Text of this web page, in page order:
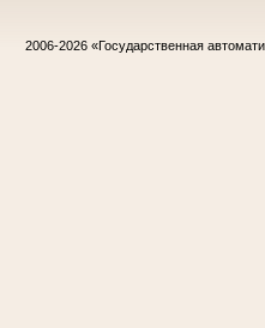
2006-2026 «Государственная